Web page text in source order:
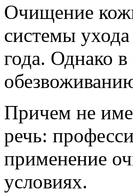
Очищение
системы
года. Однако
Причем не
речь:
применение
условиях.